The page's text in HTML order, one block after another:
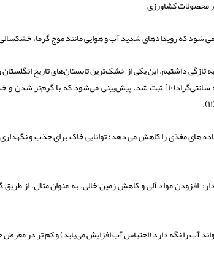
محصولات کشاورزی
شود که رویدادهای شدید آب و هوایی مانند موج گرما، خشکسالی و سیل
تازگی داشتیم. این یکی از خشک‌ترین تابستان‌های تاریخ
اولین باری بود که دمای هوا بالای ۴۰ درجه سانتی‌گراد(۱۰] ثبت شد.
های مغذی را کاهش می دهد؛ توانایی خاک برای جذب و نگهداری
: افزودن مواد آلی و کاهش زمین خالی. به عنوان مثال، از
آب را نگه دارد (احتباس آب افزایش می‌یابد) و کم تر در